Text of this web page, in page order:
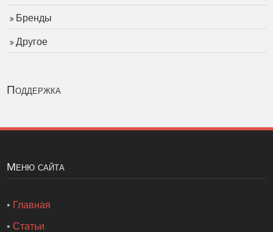
Бренды
Другое
Поддержка
Меню сайта
• Главная
•Статьи